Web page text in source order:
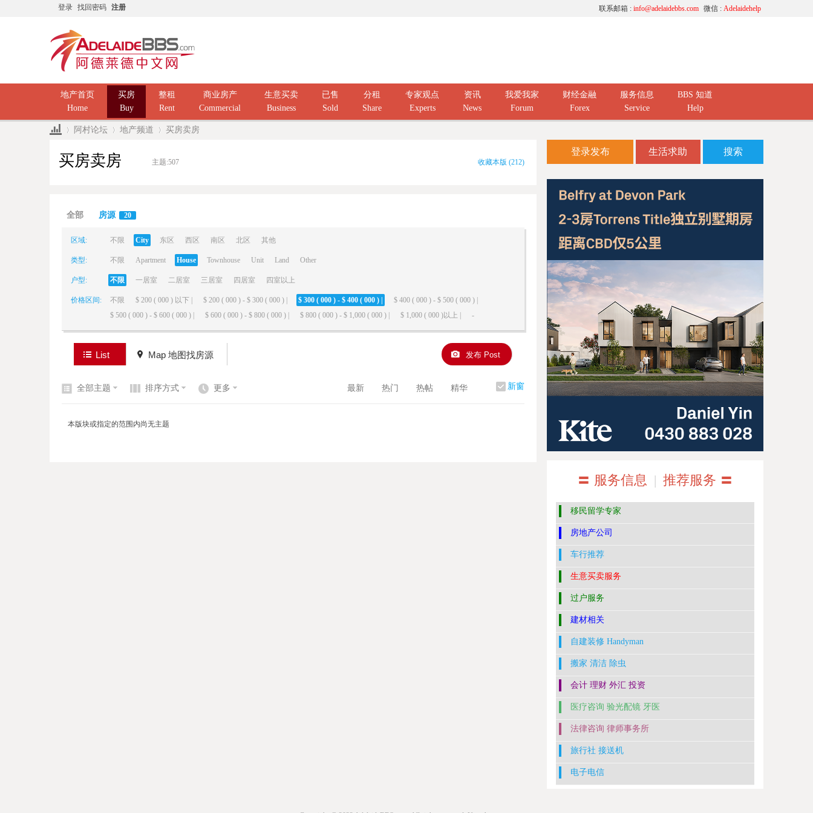
登录 找回密码 注册 微信 : Adelaidehelp
联系邮箱 : info@adelaidebbs.com
地产首页
Home
买房
Buy
整租
Rent
商业房产
Commercial
生意买卖
Business
已售
Sold
分租
Share
专家观点
Experts
资讯
News
我爱我家
Forum
财经金融
Forex
服务信息
Service
BBS 知道
Help
阿村论坛 地产频道 买房卖房
买房卖房 主题:507 收藏本版 (212)
全部 房源 20
区域: 不限 City 东区 西区 南区 北区 其他
类型: 不限 Apartment House Townhouse Unit Land Other
户型: 不限 一居室 二居室 三居室 四居室 四室以上
价格区间: 不限 $ 200 ( 000 ) 以下 | $ 200 ( 000 ) - $ 300 ( 000 ) | $ 300 ( 000 ) - $ 400 ( 000 ) |
$ 400 ( 000 ) - $ 500 ( 000 ) |
$ 500 ( 000 ) - $ 600 ( 000 ) |
$ 600 ( 000 ) - $ 800 ( 000 ) | $ 800 ( 000 ) - $ 1,000 ( 000 ) | $ 1,000 ( 000 )以上 | -
List Map 地图找房源 发布 Post
新窗
全部主题 排序方式 更多 最新 热门 热帖 精华
本版块或指定的范围内尚无主题
登录发布 生活求助 搜索
〓 服务信息 | 推荐服务 〓
移民留学专家
房地产公司
车行推荐
生意买卖服务
过户服务
建材相关
自建装修 Handyman
搬家 清洁 除虫
会计 理财 外汇 投资
医疗咨询 验光配镜 牙医
法律咨询 律师事务所
旅行社 接送机
电子电信